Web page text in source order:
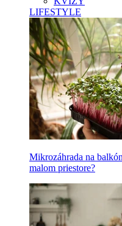
LIFESTYLE
Mikrozáhrada na
malom priestore?